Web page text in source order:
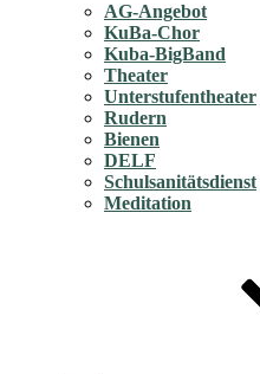
AG-Angebot
KuBa-Chor
Kuba-BigBand
Theater
Unterstufentheater
Rudern
Bienen
DELF
Schulsanitätsdienst
Meditation